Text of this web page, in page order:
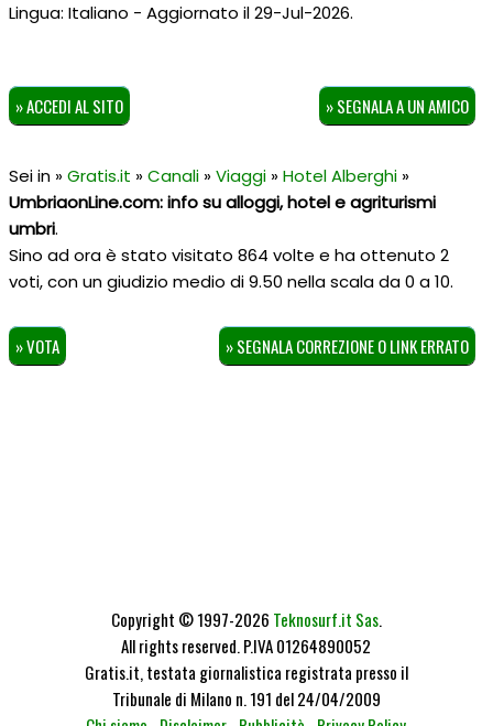
Lingua: Italiano - Aggiornato il 29-Jul-2026.
» ACCEDI AL SITO » SEGNALA A UN AMICO
Sei in »Gratis.it »Canali»Viaggi»Hotel Alberghi»
UmbriaonLine.com: info su alloggi, hotel e agriturismi
umbri.
Sino ad ora è stato visitato 864 volte e ha ottenuto 2
voti, con un giudizio medio di9.50 nella scala da0 a10.
» VOTA » SEGNALA CORREZIONE O LINK ERRATO
Copyright © 1997-2026 Teknosurf.it Sas.
All rights reserved. P.IVA 01264890052
Gratis.it, testata giornalistica registrata presso il
Tribunale di Milano n. 191 del 24/04/2009